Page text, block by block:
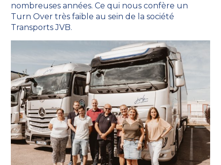
nombreuses années. Ce qui nous confère un
Turn Over très faible au sein de la société
Transports JVB.